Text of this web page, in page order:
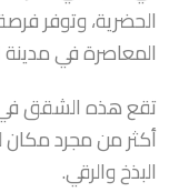
الحضرية، وتوفر
المعاصرة في
تقع هذه الشقق في
أكثر من مجرد مكان
البذخ والرقي.